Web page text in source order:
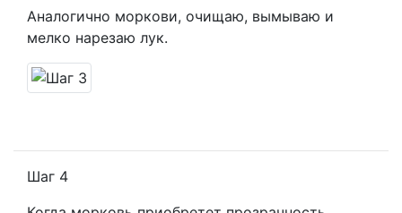
Аналогично моркови, очищаю, вымываю и
мелко нарезаю лук.
Шаг 4